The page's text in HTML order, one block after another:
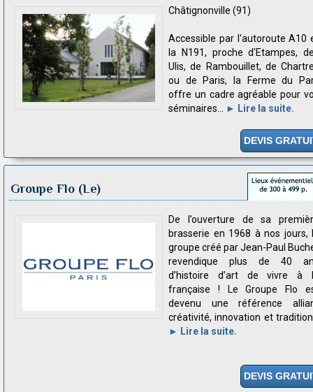
Châtignonville (91)
Accessible par l'autoroute A10
la N191, proche d'Etampes,
Ulis, de Rambouillet, de
ou de Paris, la Ferme du
offre un cadre agréable pour
séminaires...
► Lire la suite.
DEVIS
Groupe Flo (Le)
De l’ouverture de sa
brasserie en 1968 à nos jours,
groupe créé par Jean-Paul
revendique plus de 40
d’histoire d’art de vivre à
française ! Le Groupe Flo
devenu une référence
créativité, innovation et
► Lire la suite.
DEVIS